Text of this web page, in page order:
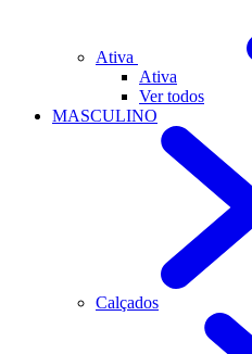
Ativa
Ativa
Ver todos
MASCULINO
Calçados